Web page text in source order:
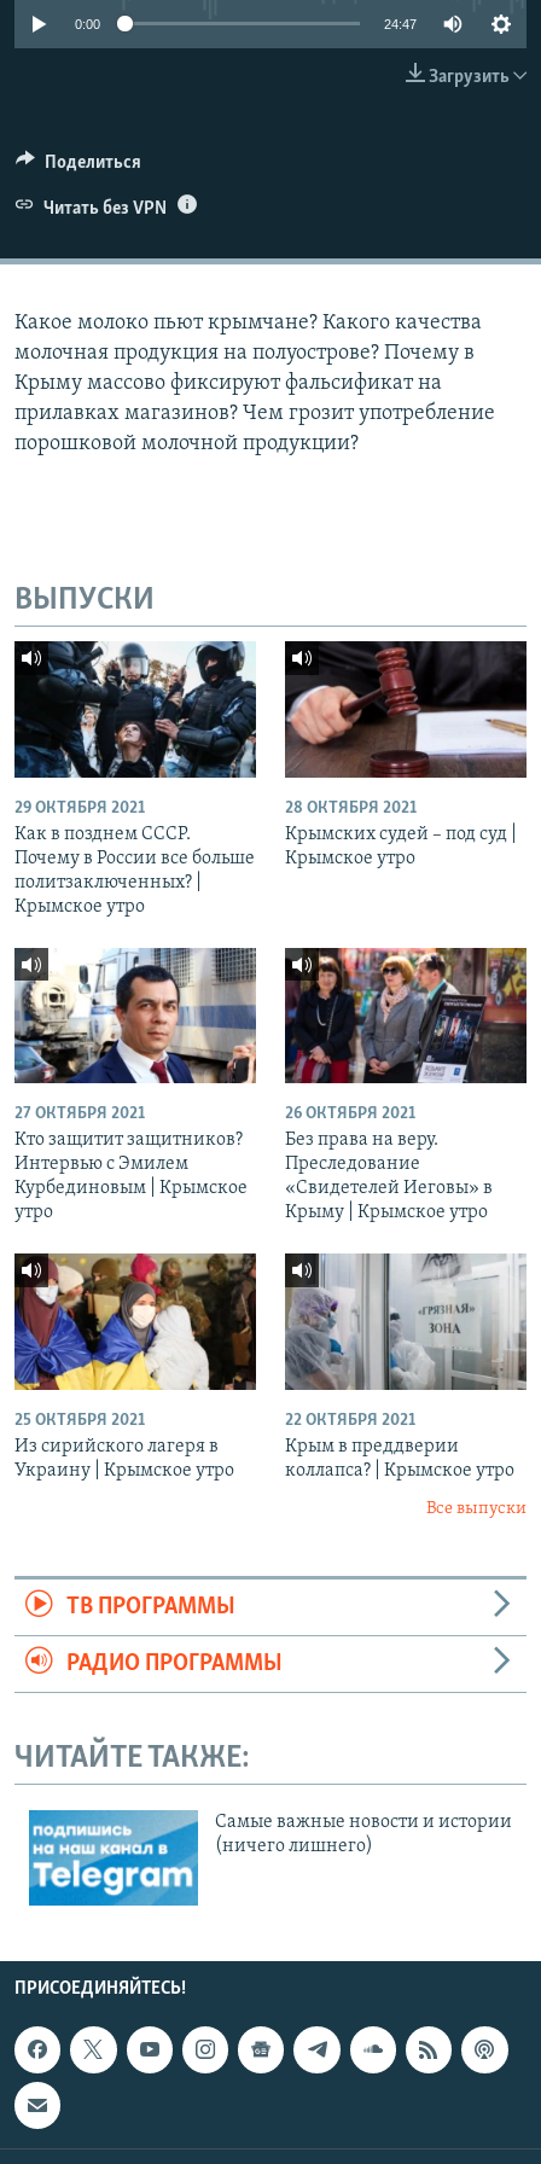
ПОБЕДИТЕЛЕЙ НЕ СУДЯТ?
УКРАИНСКАЯ ПРОБЛЕМА КРЫМА
ПРИСОЕДИНЯЙТЕСЬ!
0:00 24:47
Загрузить
Поделиться
Читать без VPN
Какое молоко пьют крымчане? Какого качества
молочная продукция на полуострове? Почему в
Крыму массово фиксируют фальсификат на
прилавках магазинов? Чем грозит употребление
порошковой молочной продукции?
ВЫПУСКИ
29 ОКТЯБРЯ 2021
Как в позднем СССР.
Почему в России все больше
политзаключенных? |
Крымское утро
28 ОКТЯБРЯ 2021
Крымских судей – под суд |
Крымское утро
27 ОКТЯБРЯ 2021
Кто защитит защитников?
Интервью с Эмилем
Курбединовым | Крымское
утро
26 ОКТЯБРЯ 2021
Без права на веру.
Преследование
«Свидетелей Иеговы» в
Крыму | Крымское утро
25 ОКТЯБРЯ 2021
Из сирийского лагеря в
Украину | Крымское утро
22 ОКТЯБРЯ 2021
Крым в преддверии
коллапса? | Крымское утро
Все выпуски
ТВ ПРОГРАММЫ
РАДИО ПРОГРАММЫ
ЧИТАЙТЕ ТАКЖЕ:
Cамые важные новости и истории
(ничего лишнего)
ПРИСОЕДИНЯЙТЕСЬ!